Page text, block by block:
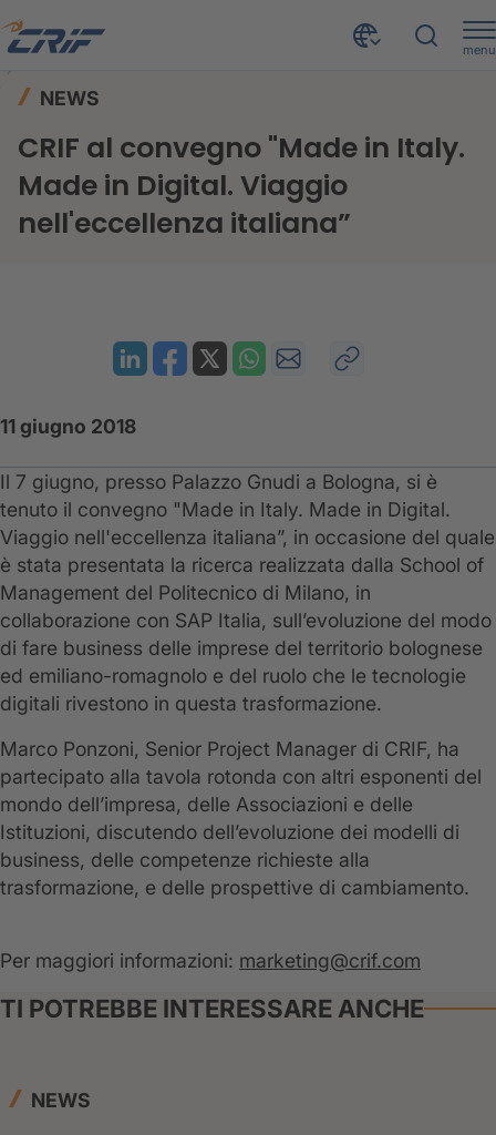
menu
NEWS
CRIF al convegno "Made in Italy.
Made in Digital. Viaggio
nell'eccellenza italiana”
11 giugno 2018
Il 7 giugno, presso Palazzo Gnudi a Bologna, si è
tenuto il convegno "Made in Italy. Made in Digital.
Viaggio nell'eccellenza italiana”, in occasione del quale
è stata presentata la ricerca realizzata dalla School of
Management del Politecnico di Milano, in
collaborazione con SAP Italia, sull’evoluzione del modo
di fare business delle imprese del territorio bolognese
ed emiliano-romagnolo e del ruolo che le tecnologie
digitali rivestono in questa trasformazione.
Marco Ponzoni, Senior Project Manager di CRIF, ha
partecipato alla tavola rotonda con altri esponenti del
mondo dell’impresa, delle Associazioni e delle
Istituzioni, discutendo dell’evoluzione dei modelli di
business, delle competenze richieste alla
trasformazione, e delle prospettive di cambiamento.
Per maggiori informazioni: marketing@crif.com
TI POTREBBE INTERESSARE ANCHE
NEWS